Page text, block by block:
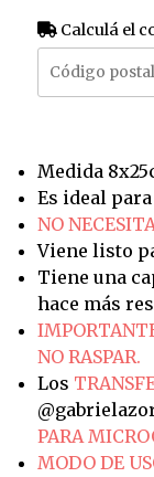
Calculá el
Medida
Es ideal
NO
Viene listo
Tiene una
hace más
NO RASPAR.
Los
PARA
MODO DE